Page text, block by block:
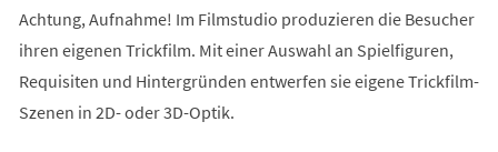
Achtung, Aufnahme! Im Filmstudio produzieren die Besucher
ihren eigenen Trickfilm. Mit einer Auswahl an Spielfiguren,
Requisiten und Hintergründen entwerfen sie eigene Trickfilm-
Szenen in 2D- oder 3D-Optik.